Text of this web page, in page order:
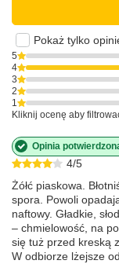
Pokaż tylko
5
4
3
2
1
Kliknij ocenę aby
4/5
Opinia
Żółć piaskowa.
spora. Powoli
naftowy. Gładkie,
– chmielowość, na
się tuż przed kreską
W odbiorze lżejsze